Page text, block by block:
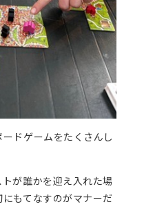
ドゲームをたくさんし
が誰かを迎え入れた場
もてなすのがマナーだ